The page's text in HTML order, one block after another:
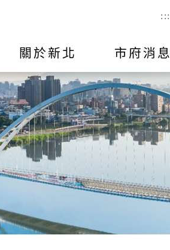
:::
關於新北
聯絡我
市府消息
市政公告
引 RSS訂閱
出國報告
預算與決算
總預算
總決算
行動APP
查 公有場地租借
孕手冊
教育
幼兒
國小
國高中
特殊教育